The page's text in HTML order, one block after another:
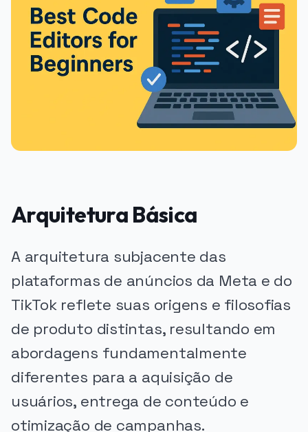
Arquitetura Básica
A arquitetura subjacente das
plataformas de anúncios da Meta e do
TikTok reflete suas origens e filosofias
de produto distintas, resultando em
abordagens fundamentalmente
diferentes para a aquisição de
usuários, entrega de conteúdo e
otimização de campanhas.